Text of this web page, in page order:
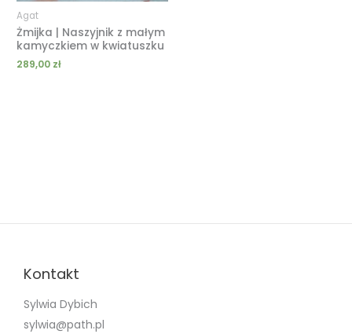
Agat
Żmijka | Naszyjnik z małym
kamyczkiem w kwiatuszku
289,00 zł
Kontakt
Sylwia Dybich
sylwia@path.pl